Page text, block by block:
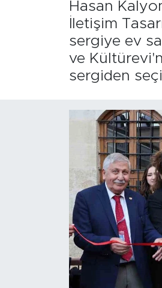
Hasan
İletişim
sergiye ev
ve
sergiden